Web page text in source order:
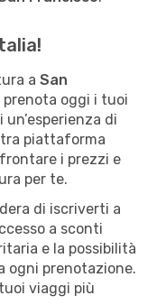
a San
oggi i tuoi
di
piattaforma
i prezzi e
per te.
di iscriverti a
a sconti
e la possibilità
ogni prenotazione.
viaggi più